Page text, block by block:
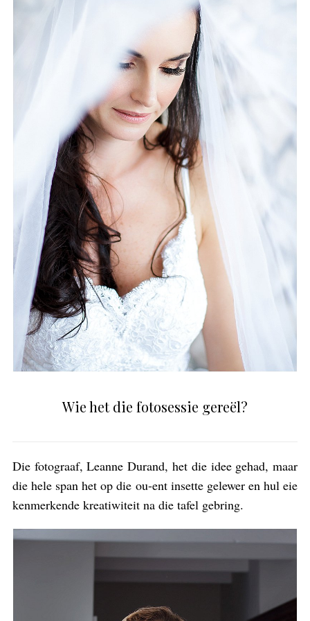
Wie het die fotosessie gereël?
Die fotograaf, Leanne Durand, het die idee gehad, maar
die hele span het op die ou-ent insette gelewer en hul eie
kenmerkende kreatiwiteit na die tafel gebring.